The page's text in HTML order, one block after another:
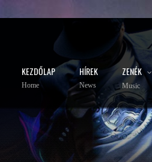
KEZDŐLAP
Home
HÍREK
News
ZENÉK
Music